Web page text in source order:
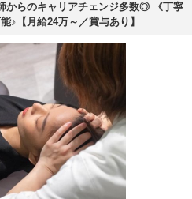
からのキャリアチェンジ多数◎ 《丁寧
♪【月給24万～／賞与あり】